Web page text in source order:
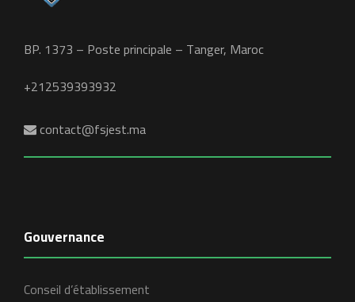
BP. 1373 – Poste principale – Tanger, Maroc
+212539393932
contact@fsjest.ma
Gouvernance
Conseil d’établissement